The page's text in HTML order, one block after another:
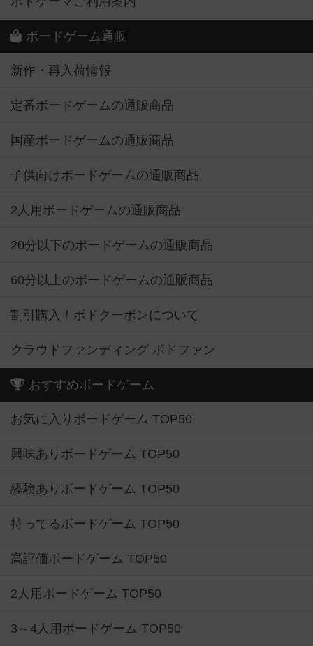
ボードゲーム通販
新作・再入荷情報
定番ボードゲームの通販商品
国産ボードゲームの通販商品
子供向けボードゲームの通販商品
2人用ボードゲームの通販商品
20分以下のボードゲームの通販商品
60分以上のボードゲームの通販商品
割引購入！ボドクーポンについて
クラウドファンディング ボドファン
おすすめボードゲーム
お気に入りボードゲーム TOP50
興味ありボードゲーム TOP50
経験ありボードゲーム TOP50
持ってるボードゲーム TOP50
高評価ボードゲーム TOP50
2人用ボードゲーム TOP50
3～4人用ボードゲーム TOP50